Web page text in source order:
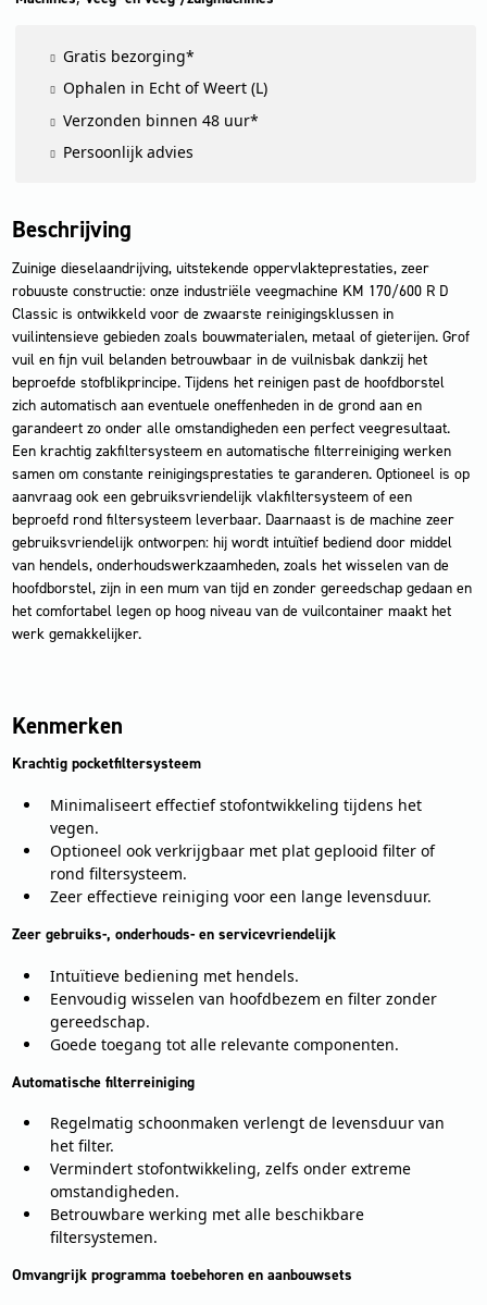
Gratis bezorging*
Ophalen in Echt of Weert (L)
Verzonden binnen 48 uur*
Persoonlijk advies
Beschrijving
Zuinige dieselaandrijving, uitstekende oppervlakteprestaties, zeer
robuuste constructie: onze industriële veegmachine KM 170/600 R D
Classic is ontwikkeld voor de zwaarste reinigingsklussen in
vuilintensieve gebieden zoals bouwmaterialen, metaal of gieterijen. Grof
vuil en fijn vuil belanden betrouwbaar in de vuilnisbak dankzij het
beproefde stofblikprincipe. Tijdens het reinigen past de hoofdborstel
zich automatisch aan eventuele oneffenheden in de grond aan en
garandeert zo onder alle omstandigheden een perfect veegresultaat.
Een krachtig zakfiltersysteem en automatische filterreiniging werken
samen om constante reinigingsprestaties te garanderen. Optioneel is op
aanvraag ook een gebruiksvriendelijk vlakfiltersysteem of een
beproefd rond filtersysteem leverbaar. Daarnaast is de machine zeer
gebruiksvriendelijk ontworpen: hij wordt intuïtief bediend door middel
van hendels, onderhoudswerkzaamheden, zoals het wisselen van de
hoofdborstel, zijn in een mum van tijd en zonder gereedschap gedaan en
het comfortabel legen op hoog niveau van de vuilcontainer maakt het
werk gemakkelijker.
Kenmerken
Krachtig pocketfiltersysteem
Minimaliseert effectief stofontwikkeling tijdens het
vegen.
Optioneel ook verkrijgbaar met plat geplooid filter of
rond filtersysteem.
Zeer effectieve reiniging voor een lange levensduur.
Zeer gebruiks-, onderhouds- en servicevriendelijk
Intuïtieve bediening met hendels.
Eenvoudig wisselen van hoofdbezem en filter zonder
gereedschap.
Goede toegang tot alle relevante componenten.
Automatische filterreiniging
Regelmatig schoonmaken verlengt de levensduur van
het filter.
Vermindert stofontwikkeling, zelfs onder extreme
omstandigheden.
Betrouwbare werking met alle beschikbare
filtersystemen.
Omvangrijk programma toebehoren en aanbouwsets